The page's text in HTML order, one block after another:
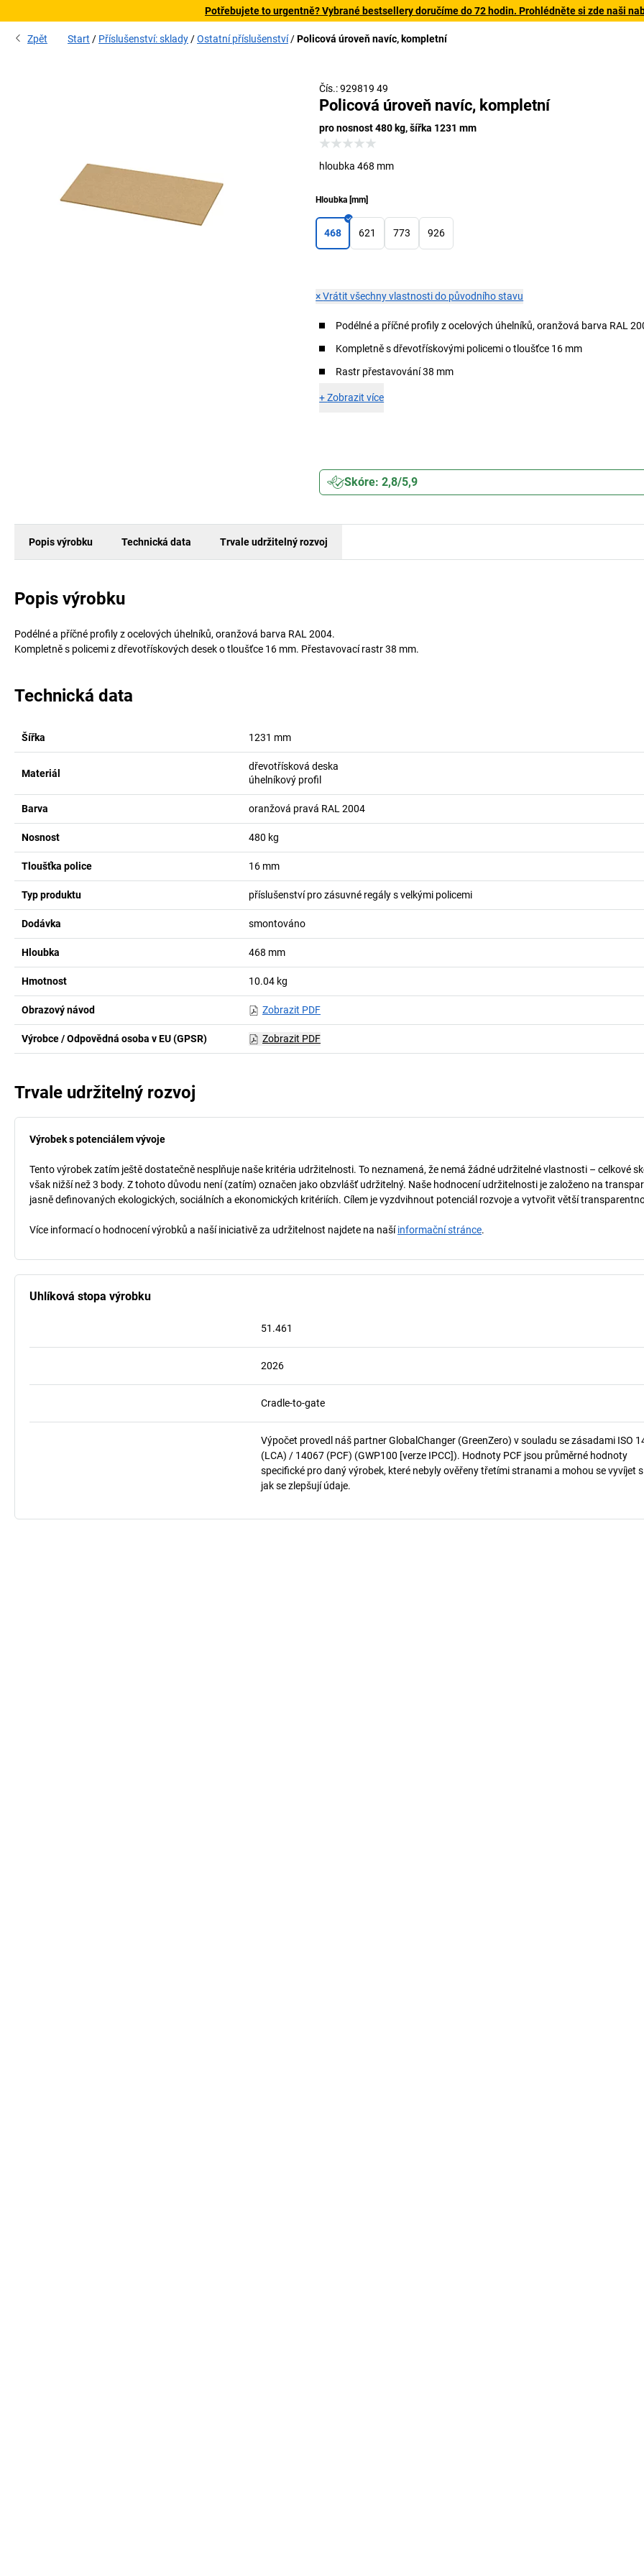
Potřebujete to urgentně? Vybrané bestsellery doručíme do 72 hodin. Prohlédněte si zde naši
Zpět Start Příslušenství: sklady Ostatní příslušenství Policová úroveň navíc, kompletní
Čís.: 929819 49
Policová úroveň navíc, kompletní
pro nosnost 480 kg, šířka 1231 mm
hloubka 468 mm
Hloubka [mm]
468 621 773 926
×Vrátit všechny vlastnosti do původního stavu
Podélné a příčné profily z ocelových úhelníků, oranžová barva RAL
Kompletně s dřevotřískovými policemi o tloušťce 16 mm
Rastr přestavování 38 mm
+Zobrazit více
Skóre: 2,8/5,9
Popis výrobku Technická data Trvale udržitelný rozvoj
Popis výrobku
Podélné a příčné profily z ocelových úhelníků, oranžová barva RAL 2004.
Kompletně s policemi z dřevotřískových desek o tloušťce 16 mm. Přestavovací rastr 38 mm.
Technická data
Šířka 1231 mm
Materiál
dřevotřísková deska
úhelníkový profil
Barva oranžová pravá RAL 2004
Nosnost 480 kg
Tloušťka police 16 mm
Typ produktu příslušenství pro zásuvné regály s velkými policemi
Dodávka smontováno
Hloubka 468 mm
Hmotnost 10.04 kg
Obrazový návod Zobrazit PDF
Výrobce / Odpovědná osoba v EU (GPSR) Zobrazit PDF
Trvale udržitelný rozvoj
Výrobek s potenciálem vývoje
Tento výrobek zatím ještě dostatečně nesplňuje naše kritéria udržitelnosti. To neznamená, že nemá žádné udržitelné vlastnosti – celkové
však nižší než 3 body. Z tohoto důvodu není (zatím) označen jako obzvlášť udržitelný. Naše hodnocení udržitelnosti je založeno na
jasně definovaných ekologických, sociálních a ekonomických kritériích. Cílem je vyzdvihnout potenciál rozvoje a vytvořit větší
Více informací o hodnocení výrobků a naší iniciativě za udržitelnost najdete na našíinformační stránce.
Uhlíková stopa výrobku
51.461
2026
Cradle-to-gate
Výpočet provedl náš partner GlobalChanger (GreenZero) v souladu se zásadami ISO
(LCA) / 14067 (PCF) (GWP100 [verze IPCC]). Hodnoty PCF jsou průměrné hodnoty
specifické pro daný výrobek, které nebyly ověřeny třetími stranami a mohou se vyvíjet
jak se zlepšují údaje.